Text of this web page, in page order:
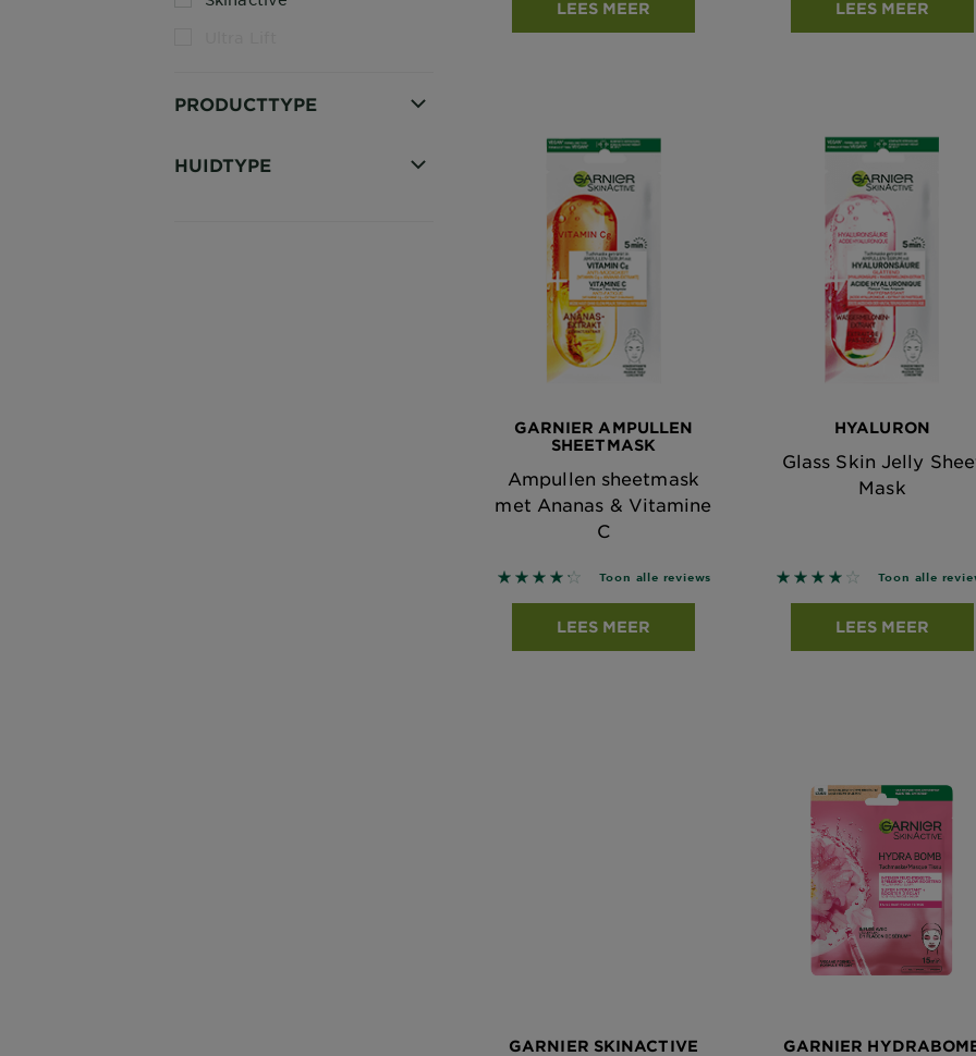
PRODUCTTYPE
HUIDTYPE
LEES MEER LEES MEER
GARNIER AMPULLEN
SHEETMASK
Ampullen sheetmask
met Ananas & Vitamine
C
4.25 out of 5 stars based on reviews
Toon alle reviews
LEES MEER
HYALURON
Glass Skin Jelly
Mask
4 out of 5 stars based
Toon alle
LEES MEER
GARNIER SKINACTIVE GARNIER